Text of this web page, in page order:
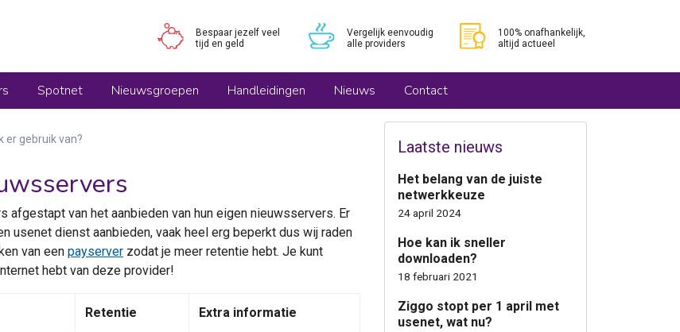
Bespaar jezelf veel
tijd en geld
Vergelijk eenvoudig
alle providers
100% onafhankelijk,
altijd actueel
Spotnet Nieuwsgroepen Handleidingen Nieuws Contact
er gebruik van?
van het aanbieden van hun eigen nieuwsservers. Er
usenet dienst aanbieden, vaak heel erg beperkt dus wij raden
van een payserver zodat je meer retentie hebt. Je kunt
hebt van deze provider!
Retentie Extra informatie
Laatste nieuws
Het belang van de juiste
netwerkkeuze
24 april 2024
Hoe kan ik sneller
downloaden?
18 februari 2021
Ziggo stopt per 1 april met
usenet, wat nu?